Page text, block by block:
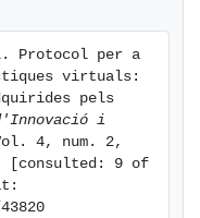
en els objectius
implantades.
estudiants fan de la
tot i que hi ha
analitzats.
fa d"aquests
poder-los
perquè
Protocol per a
virtuals:
pels
i
4, num. 2,
[consulted: 9 of